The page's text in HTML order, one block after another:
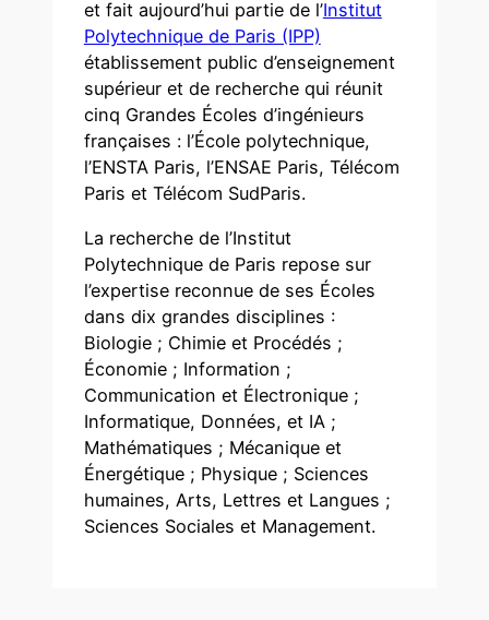
et fait aujourd’hui partie de l’Institut
Polytechnique de Paris (IPP)
établissement public d’enseignement
supérieur et de recherche qui réunit
cinq Grandes Écoles d’ingénieurs
françaises : l’École polytechnique,
l’ENSTA Paris, l’ENSAE Paris, Télécom
Paris et Télécom SudParis.
La recherche de l’Institut
Polytechnique de Paris repose sur
l’expertise reconnue de ses Écoles
dans dix grandes disciplines :
Biologie ; Chimie et Procédés ;
Économie ; Information ;
Communication et Électronique ;
Informatique, Données, et IA ;
Mathématiques ; Mécanique et
Énergétique ; Physique ; Sciences
humaines, Arts, Lettres et Langues ;
Sciences Sociales et Management.